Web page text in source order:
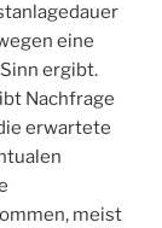
eine
ergibt.
Nachfrage
erwartete
meist